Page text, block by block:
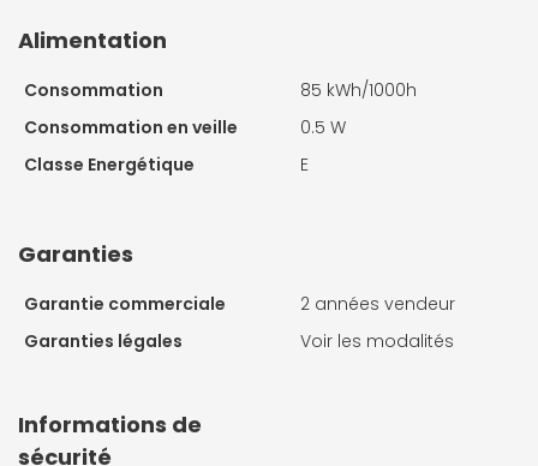
Alimentation
Consommation
85 kWh/1000h
Consommation en veille
0.5 W
Classe Energétique
E
Garanties
Garantie commerciale
2 années vendeur
Garanties légales
Voir les modalités
Informations de
sécurité